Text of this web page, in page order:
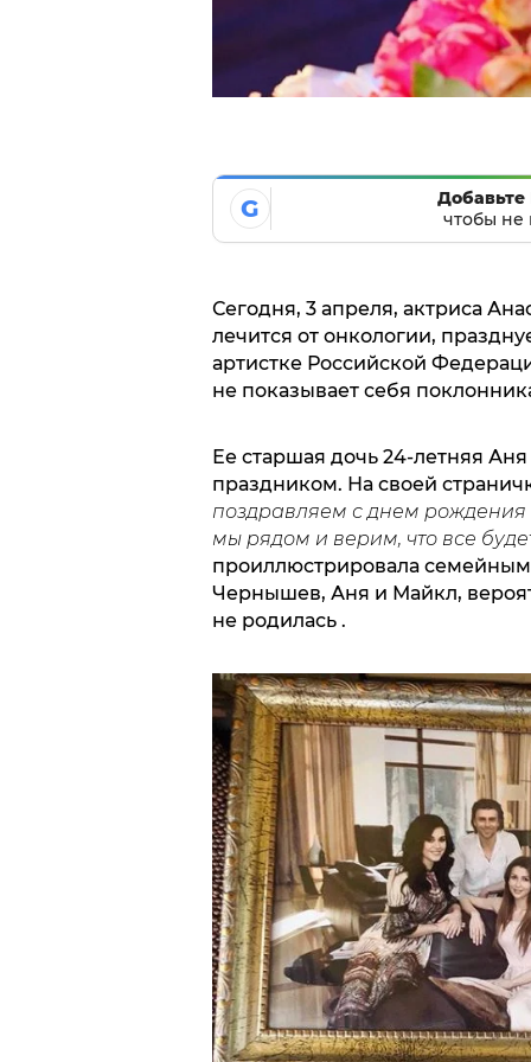
G
Добавьте
чтобы не
Сегодня, 3 апреля, актриса
лечится от онкологии,
артистке Российской
не показывает себя
Ее старшая дочь 24-летняя
праздником. На своей
поздравляем с днем
мы рядом и верим, что все
проиллюстрировала
Чернышев, Аня и Майкл,
не родилась .